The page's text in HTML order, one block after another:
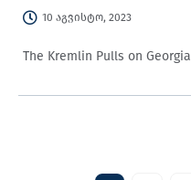
10 აგვისტო, 2023
The Kremlin Pulls on Georgia